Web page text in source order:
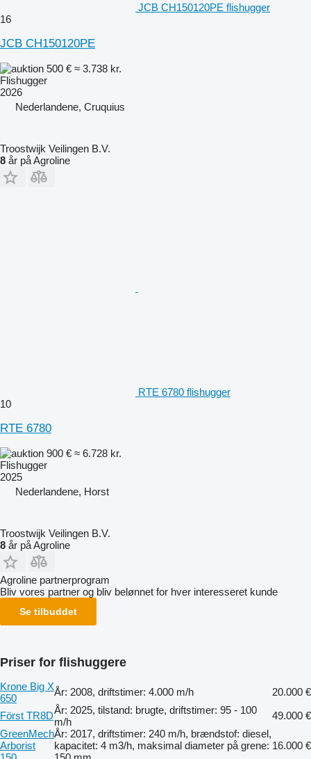
JCB CH150120PE flishugger
16
JCB CH150120PE
500 € ≈ 3.738 kr.
Flishugger
2026
Nederlandene, Cruquius
Troostwijk Veilingen B.V.
8 år på Agroline
RTE 6780 flishugger
10
RTE 6780
900 € ≈ 6.728 kr.
Flishugger
2025
Nederlandene, Horst
Troostwijk Veilingen B.V.
8 år på Agroline
Agroline partnerprogram
Bliv vores partner og bliv belønnet for hver interesseret kunde
Se tilbuddet
Priser for flishuggere
Krone Big X
650
År: 2008, driftstimer: 4.000 m/h
20.000 €
Först TR8DÅr: 2025, tilstand: brugte, driftstimer: 95 - 100
m/h
49.000 €
GreenMech
Arborist
År: 2017, driftstimer: 240 m/h, brændstof: diesel,
kapacitet: 4 m3/h, maksimal diameter på grene: 16.000 €